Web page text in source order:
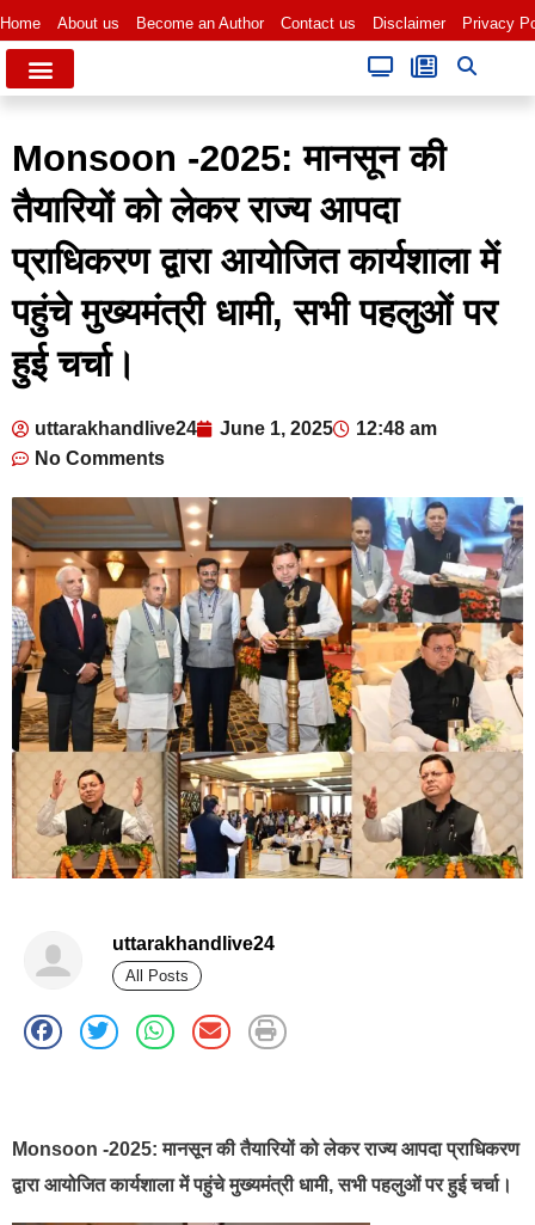
Home About us Become an Author Contact us Disclaimer Privacy
Monsoon -2025: मानसून की
तैयारियों को लेकर राज्य आपदा
प्राधिकरण द्वारा आयोजित कार्यशाला में
पहुंचे मुख्यमंत्री धामी, सभी पहलुओं पर
हुई चर्चा।
uttarakhandlive24 June 1, 2025
12:48 am
No Comments
uttarakhandlive24
All Posts
Monsoon -2025: मानसून की तैयारियों को लेकर राज्य आपदा प्राधिकरण
द्वारा आयोजित कार्यशाला में पहुंचे मुख्यमंत्री धामी, सभी पहलुओं पर हुई चर्चा।